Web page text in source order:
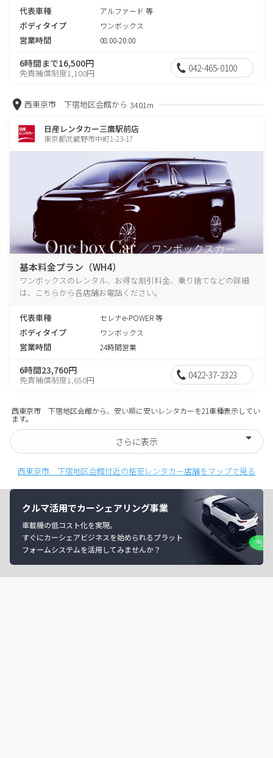
代表車種 アルファード 等
ボディタイプ ワンボックス
営業時間 08:00-20:00
6時間まで16,500円
免責補償制度1,100円 042-465-0100
西東京市 下宿地区会館から 3401m
日産レンタカー三鷹駅前店
東京都武蔵野市中町1-23-17
基本料金プラン（WH4）
ワンボックスのレンタル、お得な割引料金、乗り捨てなどの詳細
は、こちらから各店舗お電話ください。
代表車種 セレナe-POWER 等
ボディタイプ ワンボックス
営業時間 24時間営業
6時間23,760円
免責補償制度1,650円 0422-37-2323
西東京市 下宿地区会館から、安い順に安いレンタカーを21車種表示してい
ます。
さらに表示
西東京市 下宿地区会館付近の格安レンタカー店舗をマップで見る
クルマ活用でカーシェアリング事業
車載機の低コスト化を実現。
すぐにカーシェアビジネスを始められるプラット
フォームシステムを活用してみませんか？